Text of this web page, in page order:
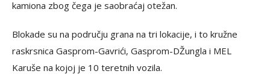
kamiona zbog čega je saobraćaj otežan.
Blokade su na području grana na tri lokacije, i to kružne
raskrsnica Gasprom-Gavrići, Gasprom-DŽungla i MEL
Karuše na kojoj je 10 teretnih vozila.